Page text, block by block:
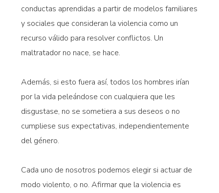
conductas aprendidas a partir de modelos familiares
y sociales que consideran la violencia como un
recurso válido para resolver conflictos. Un
maltratador no nace, se hace.
Además, si esto fuera así, todos los hombres irían
por la vida peleándose con cualquiera que les
disgustase, no se sometiera a sus deseos o no
cumpliese sus expectativas, independientemente
del género.
Cada uno de nosotros podemos elegir si actuar de
modo violento, o no. Afirmar que la violencia es